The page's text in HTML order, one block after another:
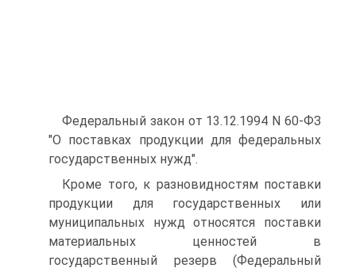
Федеральный закон от 13.12.1994 N 60-ФЗ
"О поставках продукции для федеральных
государственных нужд".
Кроме того, к разновидностям поставки
продукции для государственных или
муниципальных нужд относятся поставки
материальных ценностей в
государственный резерв (Федеральный